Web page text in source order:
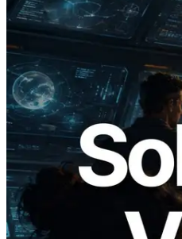
2026.05.24
Validators Solutions
Analyzer —